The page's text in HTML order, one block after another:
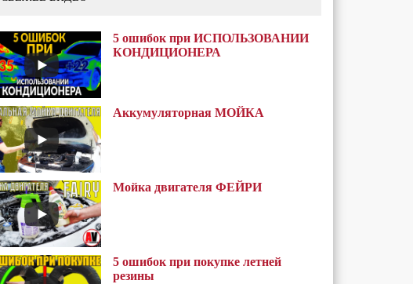
5 ошибок при ИСПОЛЬЗОВАНИИ
КОНДИЦИОНЕРА
Аккумуляторная МОЙКА
Мойка двигателя ФЕЙРИ
5 ошибок при покупке летней
резины